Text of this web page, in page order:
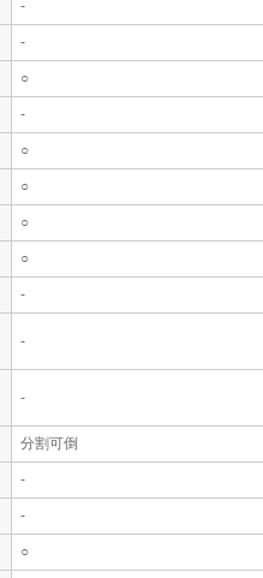
-
-
○
-
○
○
○
○
-
-
-
分割可倒
-
-
○